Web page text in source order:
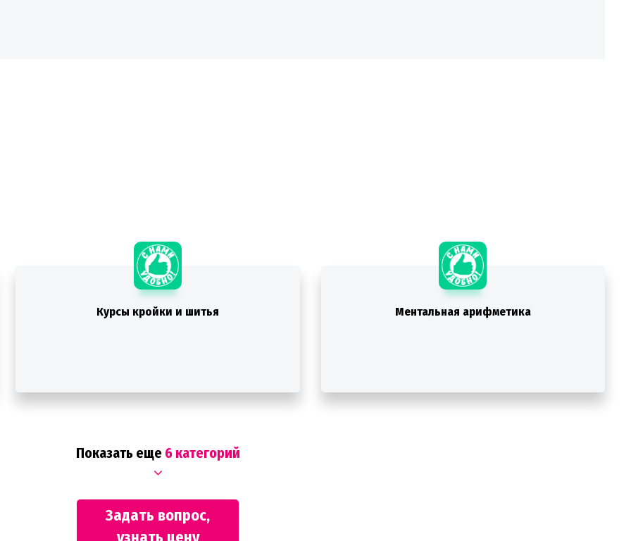
Курсы кройки и шитья Ментальная арифметика
Показать еще 6 категорий
Задать вопрос,
узнать цену